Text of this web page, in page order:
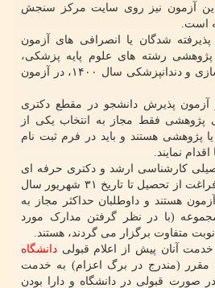
این آزمون نیز روی سایت مرکز سنجش
است.
شدگان یا انصرافی های آزمون
رشته های علوم پایه پزشکی،
بهداشت و تخصصی، داروسازی و دندانپزشکی سال ۱۴۰۰، در آزمون
پذیرش دانشجو در مقطع دکتری
فقط مجاز به انتخاب یکی از
پژوهشی هستند و باید در فرم ثبت نام
نمایند.
کارشناسی ارشد و دکتری حرفه ای
با ارائه گواهی در خصوص فراغت از تحصیل تا تاریخ ۳۱ شهریور سال
هستند و داوطلبان حداکثر مجاز به
(با در نظر گرفتن مدارک مورد
متفاوت برگزار می گردند، هستند.
خدمت آنان پیش از اعلام قبولی دانشگاه
مقرر (مندرج در برگ اعزام) به خدمت
صورت قبولی در دانشگاه و دارا بودن